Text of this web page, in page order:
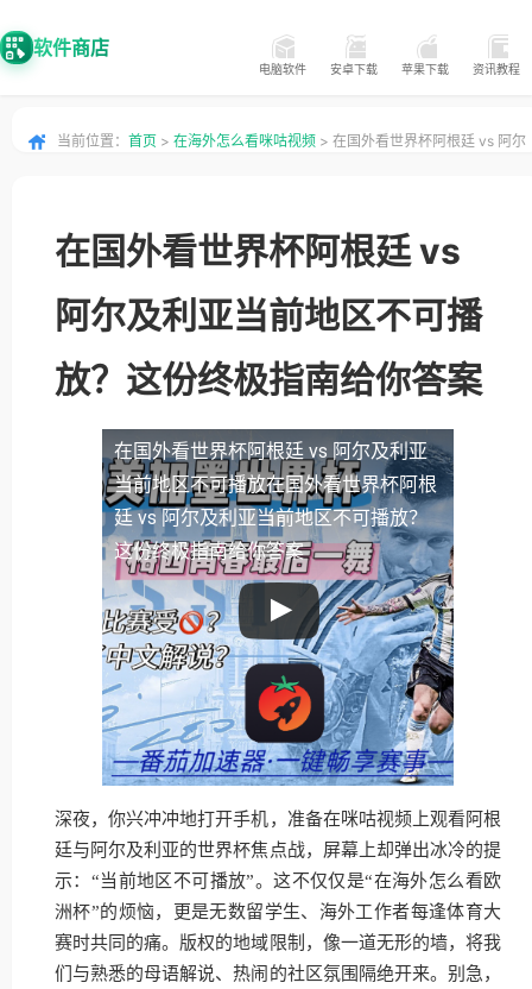
软件商店
电脑软件 安卓下载 苹果下载 资讯教程
当前位置： 首页 > 在海外怎么看咪咕视频 > 在国外看世界杯阿根廷 vs 阿尔
在国外看世界杯阿根廷 vs
阿尔及利亚当前地区不可播
放？这份终极指南给你答案
在国外看世界杯阿根廷 vs 阿尔及利亚
当前地区不可播放在国外看世界杯阿根
廷 vs 阿尔及利亚当前地区不可播放？
这份终极指南给你答案
深夜，你兴冲冲地打开手机，准备在咪咕视频上观看阿根
廷与阿尔及利亚的世界杯焦点战，屏幕上却弹出冰冷的提
示：“当前地区不可播放”。这不仅仅是“在海外怎么看欧
洲杯”的烦恼，更是无数留学生、海外工作者每逢体育大
赛时共同的痛。版权的地域限制，像一道无形的墙，将我
们与熟悉的母语解说、热闹的社区氛围隔绝开来。别急，